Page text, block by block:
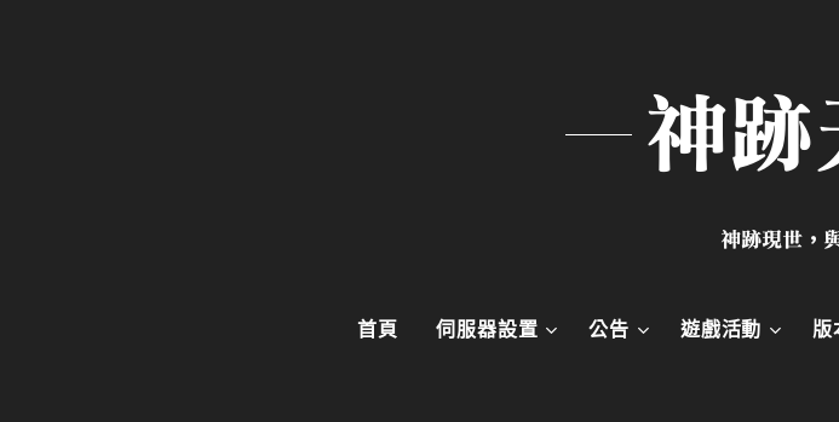
神跡
神跡現世，
首頁 伺服器設置 公告 遊戲活動 版